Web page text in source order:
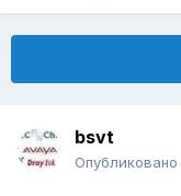
bsvt
Опубликовано